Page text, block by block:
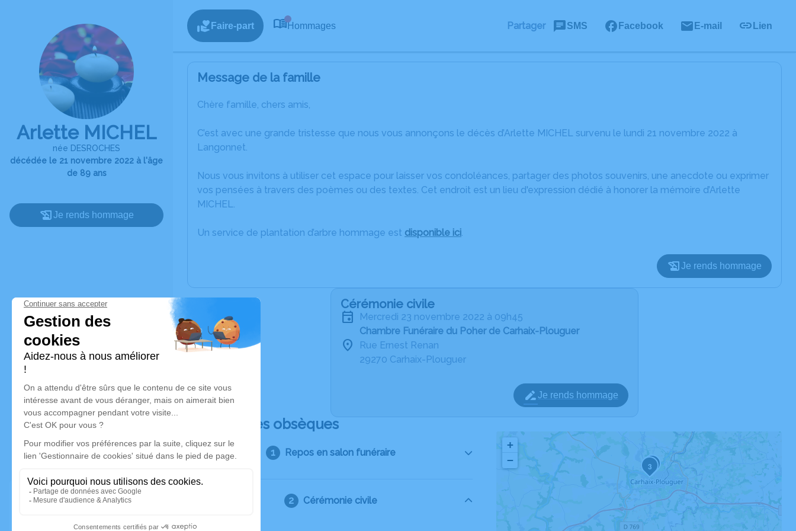
Arlette MICHEL
née DESROCHES
décédée le 21 novembre 2022 à l'âge
de 89 ans
Je rends hommage
Faire-part Hommages Partager SMS Facebook E-mail Lien
Message de la famille
Chère famille, chers amis,
C’est avec une grande tristesse que nous vous annonçons le décès d’Arlette MICHEL survenu le lundi 21 novembre 2022 à
Langonnet.
Nous vous invitons à utiliser cet espace pour laisser vos condoléances, partager des photos souvenirs, une anecdote ou exprimer
vos pensées à travers des poèmes ou des textes. Cet endroit est un lieu d'expression dédié à honorer la mémoire d’Arlette
MICHEL.
Un service de plantation d’arbre hommage est disponible ici.
Je rends hommage
Cérémonie civile
mercredi 23 novembre 2022 à 09h45
Chambre Funéraire du Poher de Carhaix-Plouguer
Rue Ernest Renan
29270 Carhaix-Plouguer
Je rends hommage
Déroulé des obsèques
Repos en salon funéraire
Cérémonie civile
2
3
+
−